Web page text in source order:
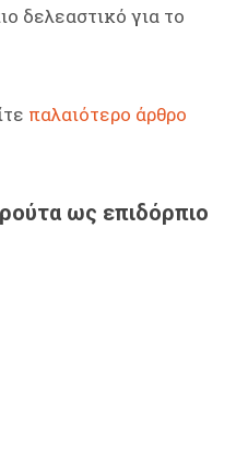
δελεαστικό για το
παλαιότερο άρθρο
ως επιδόρπιο